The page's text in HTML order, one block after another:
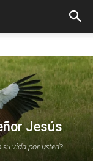
Jesús
su vida por usted?